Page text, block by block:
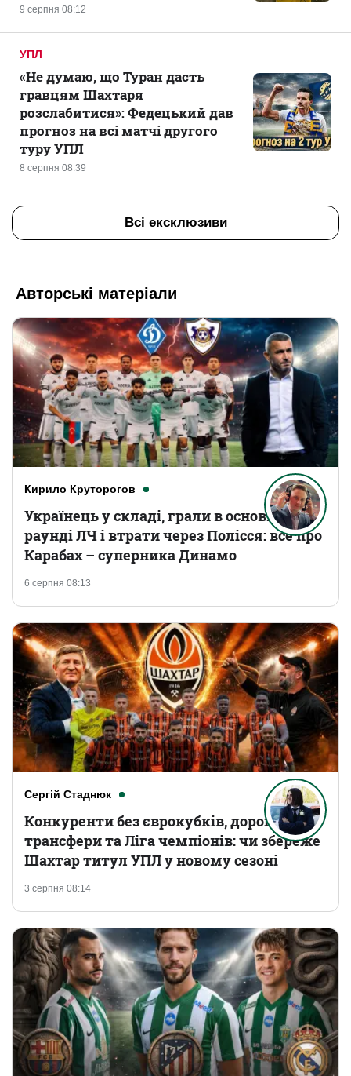
9 серпня 08:12
УПЛ
8 серпня 08:39
«Не думаю, що Туран дасть
гравцям Шахтаря
розслабитися»: Федецький дав
прогноз на всі матчі другого
туру УПЛ
Всі ексклюзиви
Авторські матеріали
Кирило Круторогов
6 серпня 08:13
Українець у складі, грали в основному
раунді ЛЧ і втрати через Полісся: все про
Карабах – суперника Динамо
Сергій Стаднюк
3 серпня 08:14
Конкуренти без єврокубків, дорогі
трансфери та Ліга чемпіонів: чи збереже
Шахтар титул УПЛ у новому сезоні